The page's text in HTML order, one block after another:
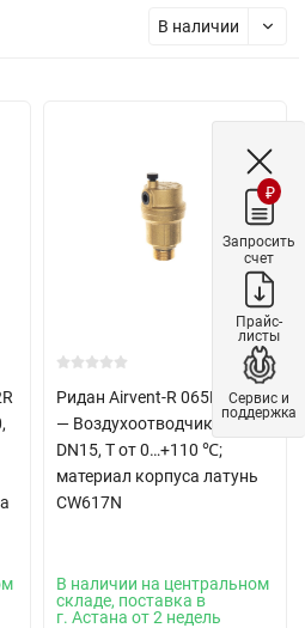
В наличии
Ридан Airvent-R 065B8323R
— Воздухоотводчик PN10,
DN15, Т от 0…+110 ℃;
материал корпуса латунь
CW617N
В наличии на центральном
складе, поставка в
г. Астана от 2 недель
₽
Запросить
счет
Прайс-
листы
Сервис и
поддержка